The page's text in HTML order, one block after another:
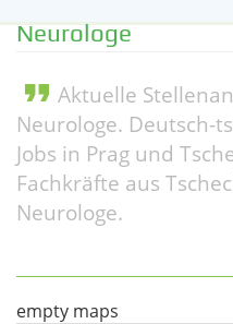
Neurologe
format_quote Aktuelle
Neurologe. Deutsch-
Jobs in Prag und
Fachkräfte aus
Neurologe.
empty maps